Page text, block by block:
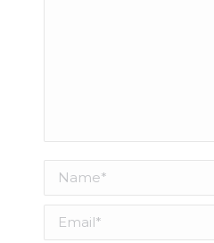
Name *
Email *